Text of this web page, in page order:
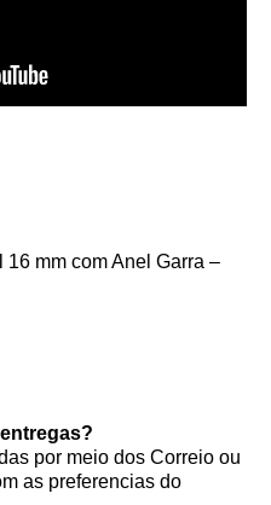
mm com Anel Garra –
por meio dos Correio ou
as preferencias do